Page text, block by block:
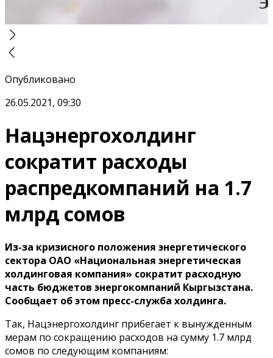
Опубликовано
26.05.2021, 09:30
Нацэнергохолдинг
сократит расходы
распредкомпаний на 1.7
млрд сомов
Из-за кризисного положения энергетического
сектора ОАО «Национальная энергетическая
холдинговая компания» сократит расходную
часть бюджетов энергокомпаний Кыргызстана.
Сообщает об этом пресс-служба холдинга.
Так, Нацэнергохолдинг прибегает к вынужденным
мерам по сокращению расходов на сумму 1.7 млрд
сомов по следующим компаниям: